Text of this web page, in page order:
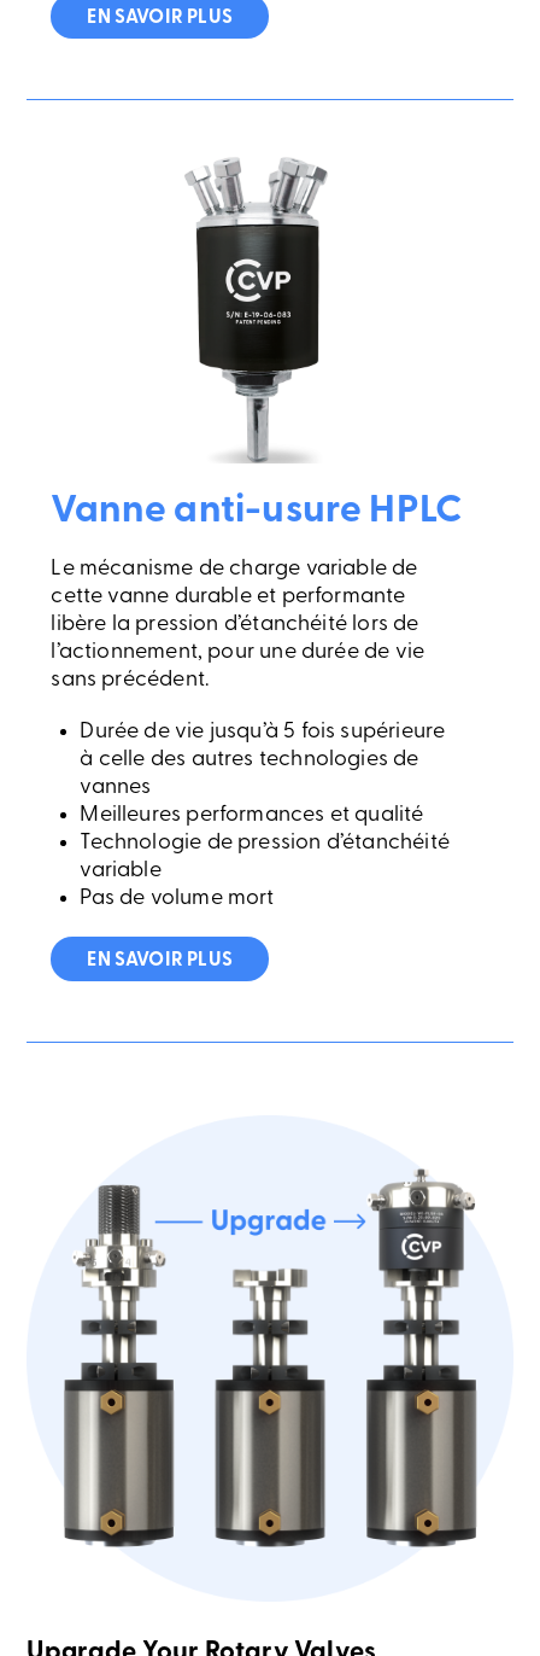
EN SAVOIR PLUS
Vanne anti-usure HPLC
Le mécanisme de charge variable de
cette vanne durable et performante
libère la pression d’étanchéité lors de
l’actionnement, pour une durée de vie
sans précédent.
Durée de vie jusqu’à 5 fois supérieure
à celle des autres technologies de
vannes
Meilleures performances et qualité
Technologie de pression d’étanchéité
variable
Pas de volume mort
EN SAVOIR PLUS